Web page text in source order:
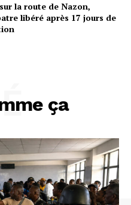
la route de Nazon,
libéré après 17 jours de
ça